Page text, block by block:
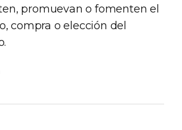
promuevan o fomenten el
compra o elección del